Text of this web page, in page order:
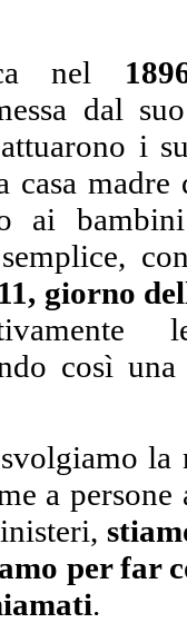
nel
dal
i
casa
ai
giorno
così
a
per far
.